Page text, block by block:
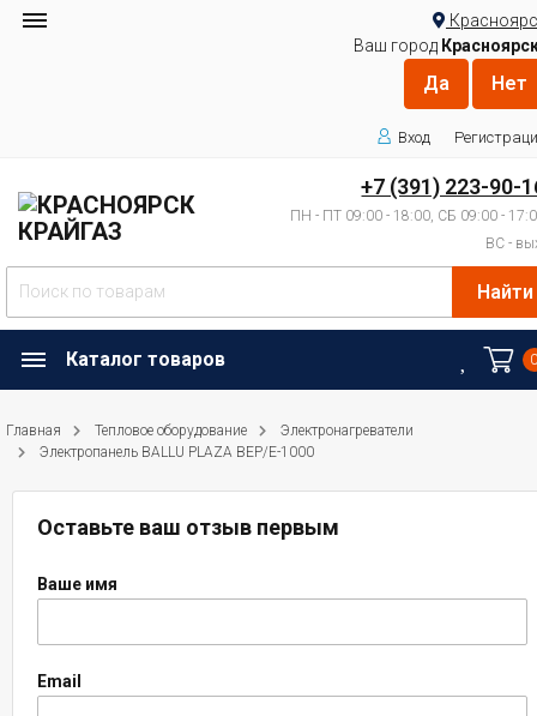
Ваш город
Вход
+7 (391) 223-90-
ПН - ПТ 09:00 - 18:00, СБ 09:00 -
ВС -
Найти
Каталог товаров
Главная Тепловое оборудование
Электронагреватели
Электропанель BALLU PLAZA BEP/E-1000
Оставьте ваш отзыв первым
Ваше имя
Email